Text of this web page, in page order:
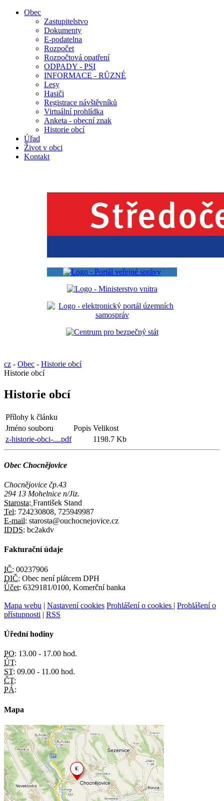
Obec
Zastupitelstvo
Dokumenty
E-podatelna
Rozpočet
Rozpočtová opatření
ODPADY - PSI
INFORMACE - RŮZNÉ
Lesy
Hasiči
Registrace návštěvníků
Virtuální prohlídka
Anketa - obecní znak
Historie obcí
Úřad
Život v obci
Kontakt
cz - Obec - Historie obcí
Historie obcí
Historie obcí
Přílohy k článku
Jméno souboru
Popis Velikost
z-historie-obci-....pdf
1198.7 Kb
Obec Chocnějovice
Chocnějovice čp.43
294 13 Mohelnice n/Jiz.
Starosta: František Stand
Tel: 724230808, 725949987
E-mail: starosta@ouchocnejovice.cz
IDDS: bc2akdv
Fakturační údaje
IČ: 00237906
DIČ: Obec není plátcem DPH
Účet: 6329181/0100, Komerční banka
Mapa webu | Nastavení cookies Prohlášení o cookies | Prohlášení o
přístupnosti | RSS
Úřední hodiny
PO: 13.00 - 17.00 hod.
ÚT:
ST: 09.00 - 11.00 hod.
ČT:
PÁ:
Mapa